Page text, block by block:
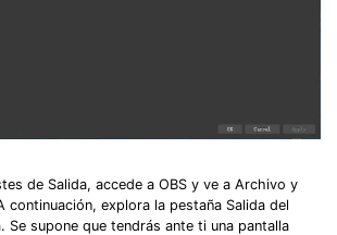
de Salida, accede a OBS y ve a Archivo y
continuación, explora la pestaña Salida del
Se supone que tendrás ante ti una pantalla